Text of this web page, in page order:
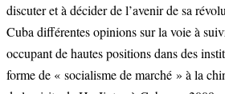
discuter et à décider de l’avenir de sa
Cuba différentes opinions sur la voie à
occupant de hautes positions dans des
forme de « socialisme de marché » à la